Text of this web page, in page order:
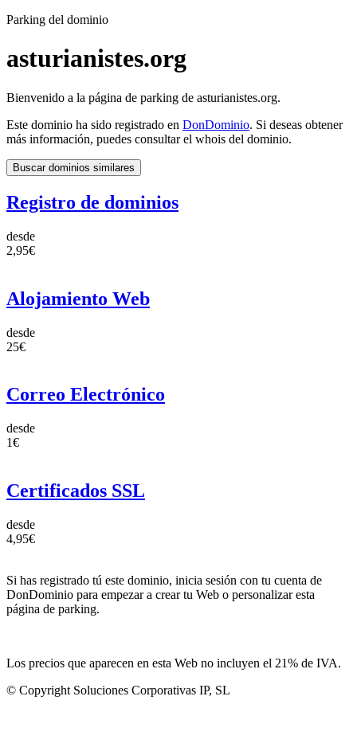
Parking del dominio
asturianistes.org
Bienvenido a la página de parking de asturianistes.org.
Este dominio ha sido registrado en DonDominio. Si deseas obtener
más información, puedes consultar el whois del dominio.
Buscar dominios similares
Registro de dominios
desde
2,95€
Alojamiento Web
desde
25€
Correo Electrónico
desde
1€
Certificados SSL
desde
4,95€
Si has registrado tú este dominio, inicia sesión con tu cuenta de
DonDominio para empezar a crear tu Web o personalizar esta
página de parking.
Los precios que aparecen en esta Web no incluyen el 21% de IVA.
© Copyright Soluciones Corporativas IP, SL